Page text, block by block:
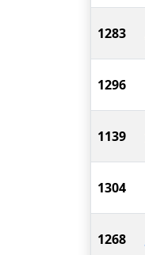
1283
1296
1139
1304
1268